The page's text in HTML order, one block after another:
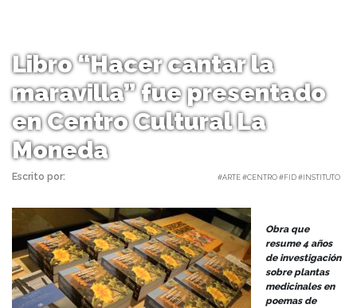
Libro “Hacer cantar la
maravilla” fue presentado
en Centro Cultural La
Moneda
Escrito por: #ARTE #CENTRO #FID #INSTITUTO
Obra que
resume 4 años
de investigación
sobre plantas
medicinales en
poemas de